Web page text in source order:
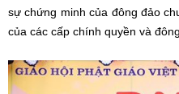
sự chứng minh của đông đảo
của các cấp chính quyền và